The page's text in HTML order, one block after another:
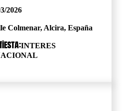
2026
Colmenar, Alcira, España
INTERES